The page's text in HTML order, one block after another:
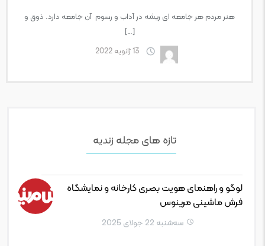
هنر مردم هر جامعه ای ریشه در آداب و رسوم آن جامعه دارد. ذوق و
[…]
13 ژانویه 2022
تازه های مجله زندیه
لوگو و راهنمای هویت بصری کارخانه و نمایشگاه
فرش ماشینی مرینوس
سه‌شنبه 22 جولای 2025